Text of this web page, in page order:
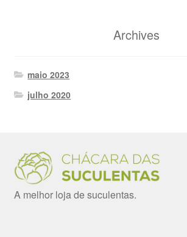
Archives
maio 2023
julho 2020
A melhor loja de suculentas.